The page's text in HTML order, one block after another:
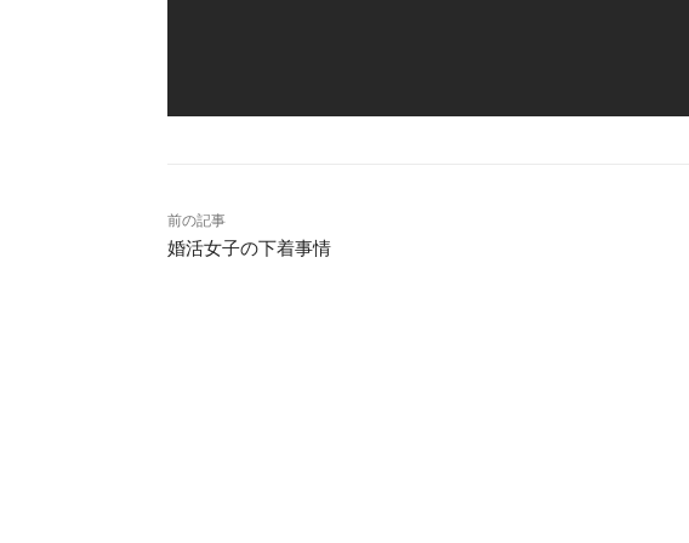
前の記事
婚活女子の下着事情